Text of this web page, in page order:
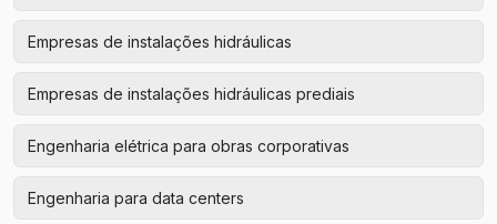
Empresas de instalações hidráulicas
Empresas de instalações hidráulicas prediais
Engenharia elétrica para obras corporativas
Engenharia para data centers